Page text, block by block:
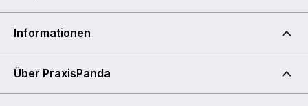
Informationen
Über PraxisPanda